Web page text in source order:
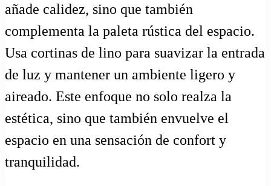
añade calidez, sino que también
complementa la paleta rústica del espacio.
Usa cortinas de lino para suavizar la entrada
de luz y mantener un ambiente ligero y
aireado. Este enfoque no solo realza la
estética, sino que también envuelve el
espacio en una sensación de confort y
tranquilidad.